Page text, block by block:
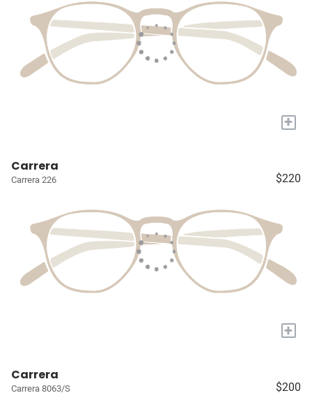
+
Carrera
Carrera 226 $220
+
Carrera
Carrera 8063/S $200